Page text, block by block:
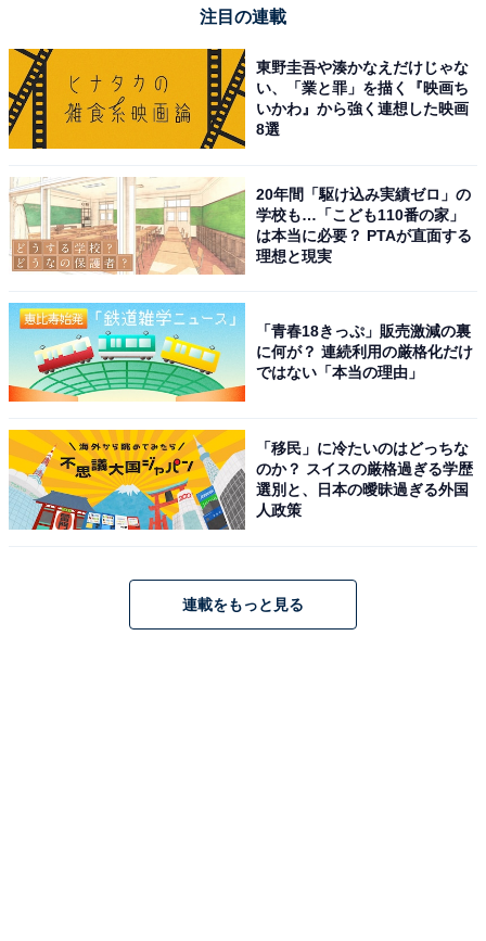
れてきた歴史ある一品です。
また「弥治郎こけし村」では、日本三大こけしのひとつ
「弥治郎こけし」の絵付け体験とみやげ購入も醍醐味
（だいごみ）です。
さらに、木造三階櫓が見事な「白石城」での甲冑体験
や、国指定天然記念物「材木岩」の自然散策なども周辺
の見どころです。
鎌先温泉周辺にある旅館・ホテルを楽天トラベルで見る
小原温泉周辺にある旅館・ホテルを楽天トラベルで見る
注目の連載
東野圭吾や湊かなえだけじゃな
い、「業と罪」を描く『映画ち
いかわ』から強く連想した映画
8選
20年間「駆け込み実績ゼロ」の
学校も…「こども110番の家」
は本当に必要？ PTAが直面する
理想と現実
「青春18きっぷ」販売激減の裏
に何が？ 連続利用の厳格化だけ
ではない「本当の理由」
「移民」に冷たいのはどっちな
のか？ スイスの厳格過ぎる学歴
選別と、日本の曖昧過ぎる外国
人政策
連載をもっと見る